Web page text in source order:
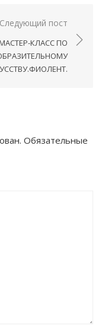
Следующий пост
КЛАСС ПО
Обязательные